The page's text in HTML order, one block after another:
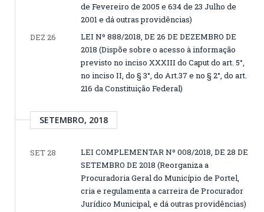
de Fevereiro de 2005 e 634 de 23 Julho de
2001 e dá outras providências)
DEZ 26
LEI Nº 888/2018, DE 26 DE DEZEMBRO DE
2018 (Dispõe sobre o acesso à informação
previsto no inciso XXXIII do Caput do art. 5°,
no inciso II, do § 3°, do Art.37 e no § 2°, do art.
216 da Constituição Federal)
SETEMBRO, 2018
SET 28
LEI COMPLEMENTAR Nº 008/2018, DE 28 DE
SETEMBRO DE 2018 (Reorganiza a
Procuradoria Geral do Município de Portel,
cria e regulamenta a carreira de Procurador
Jurídico Municipal, e dá outras providências)